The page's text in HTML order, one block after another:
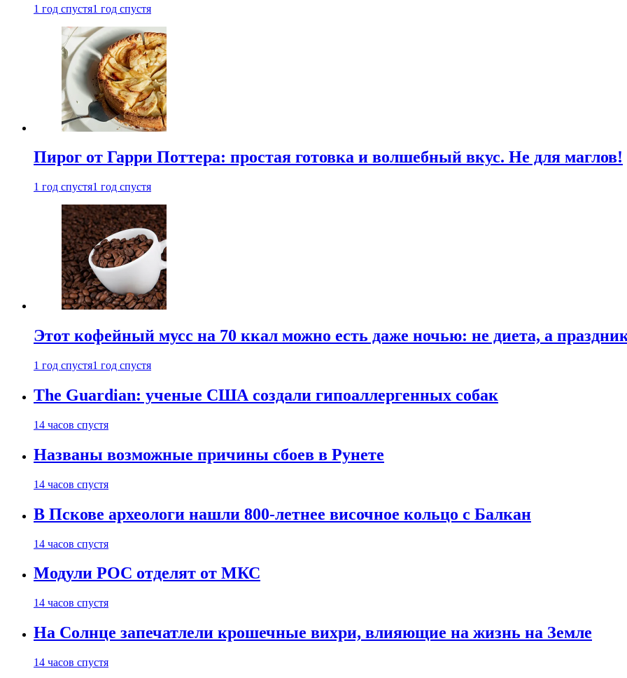
1 год спустя1 год спустя
Пирог от Гарри Поттера: простая готовка и волшебный вкус. Не для маглов!
1 год спустя1 год спустя
Этот кофейный мусс на 70 ккал можно есть даже ночью: не диета, а
1 год спустя1 год спустя
The Guardian: ученые США создали гипоаллергенных собак
14 часов спустя
Названы возможные причины сбоев в Рунете
14 часов спустя
В Пскове археологи нашли 800-летнее височное кольцо с Балкан
14 часов спустя
Модули РОС отделят от МКС
14 часов спустя
На Солнце запечатлели крошечные вихри, влияющие на жизнь на Земле
14 часов спустя